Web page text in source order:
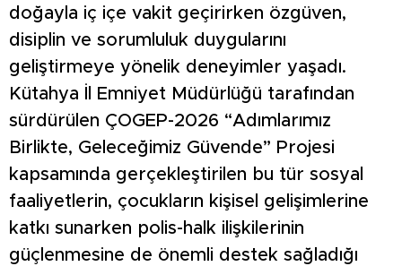
doğayla iç içe vakit geçirirken özgüven,
disiplin ve sorumluluk duygularını
geliştirmeye yönelik deneyimler yaşadı.
Kütahya İl Emniyet Müdürlüğü tarafından
sürdürülen ÇOGEP-2026 “Adımlarımız
Birlikte, Geleceğimiz Güvende” Projesi
kapsamında gerçekleştirilen bu tür sosyal
faaliyetlerin, çocukların kişisel gelişimlerine
katkı sunarken polis-halk ilişkilerinin
güçlenmesine de önemli destek sağladığı